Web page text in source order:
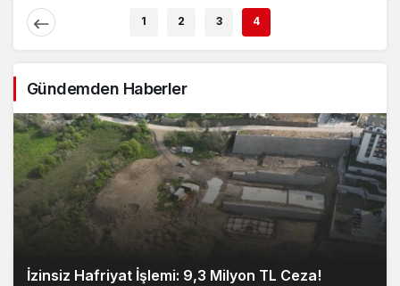
1 2 3 4
Gündemden Haberler
İzinsiz Hafriyat İşlemi: 9,3 Milyon TL Ceza!